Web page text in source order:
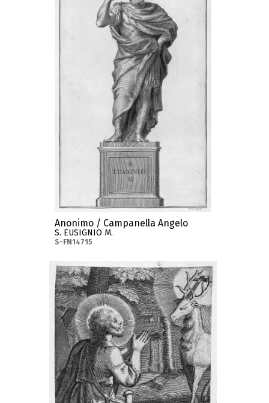
Anonimo / Campanella Angelo
S. EUSIGNIO M.
S-FN14715